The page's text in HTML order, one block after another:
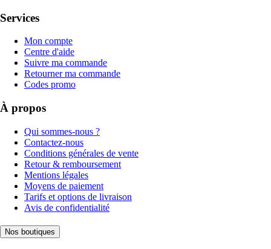
Services
Mon compte
Centre d'aide
Suivre ma commande
Retourner ma commande
Codes promo
À propos
Qui sommes-nous ?
Contactez-nous
Conditions générales de vente
Retour & remboursement
Mentions légales
Moyens de paiement
Tarifs et options de livraison
Avis de confidentialité
Nos boutiques